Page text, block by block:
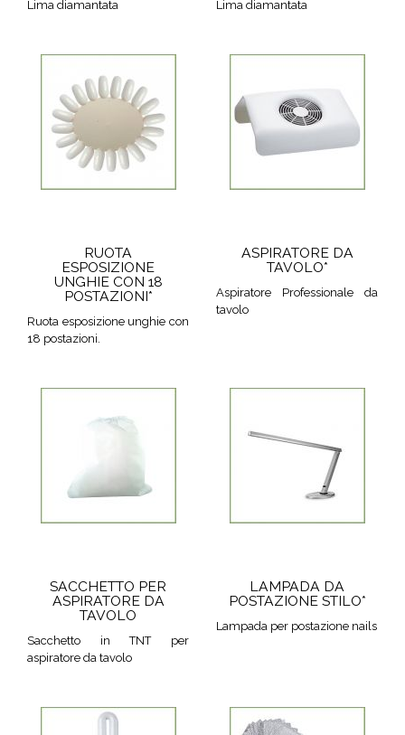
Lima diamantata Lima diamantata
RUOTA
ESPOSIZIONE
UNGHIE CON 18
POSTAZIONI*
Ruota esposizione unghie con
18 postazioni.
ASPIRATORE DA
TAVOLO*
Aspiratore Professionale da
tavolo
SACCHETTO PER
ASPIRATORE DA
TAVOLO
Sacchetto in TNT per
aspiratore da tavolo
LAMPADA DA
POSTAZIONE STILO*
Lampada per postazione nails